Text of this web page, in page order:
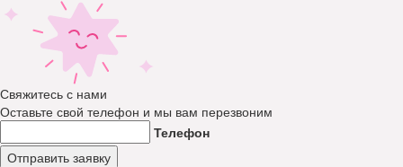
Свяжитесь с нами
Оставьте свой телефон и мы вам перезвоним
Телефон
Отправить заявку